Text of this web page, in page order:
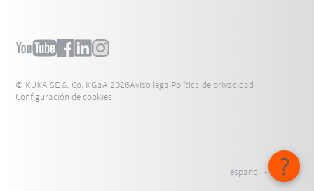
© KUKA SE & Co. KGaA 2026Aviso legalPolítica de privacidad
Configuración de cookies
español - México